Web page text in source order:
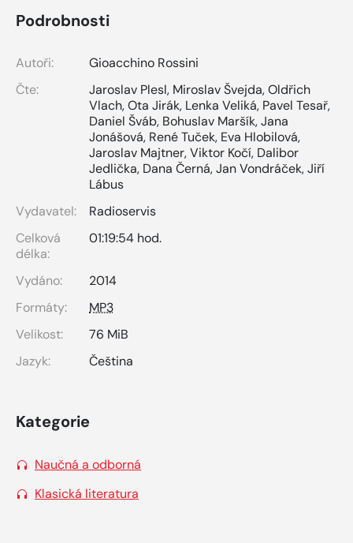
Podrobnosti
Autoři:
Gioacchino Rossini
Čte:
Jaroslav Plesl, Miroslav Švejda,Oldřich
Vlach,Ota Jirák, Lenka Veliká, Pavel Tesař,
Daniel Šváb, Bohuslav Maršík,Jana
Jonášová, René Tuček, Eva Hlobilová,
Jaroslav Majtner,Viktor Kočí, Dalibor
Jedlička, Dana Černá,Jan Vondráček,Jiří
Lábus
Vydavatel:
Radioservis
Celková
délka:
01:19:54 hod.
Vydáno:
2014
Formáty:
MP3
Velikost:
76 MiB
Jazyk:
Čeština
Kategorie
Naučná a odborná
Klasická literatura